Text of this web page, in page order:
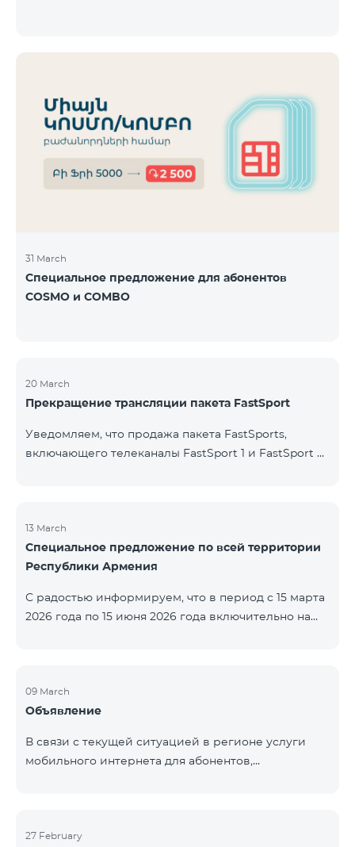
31 March
Специальное предложение для абонентов
COSMO и COMBO
20 March
Прекращение трансляции пакета FastSport
Уведомляем, что продажа пакета FastSports,
включающего телеканалы FastSport 1 и FastSport 2,
решением вещателя. По вопросам или для
получения дополнительной информации просим
обращаться в компанию «Фаст Медиа».
13 March
Специальное предложение по всей территории
Республики Армения
С радостью информируем, что в период с 15 марта
2026 года по 15 июня 2026 года включительно на
Региональный будут доступны со скидкой 25% при
подключении на 12 месяцев с автоматическим
пакет COMBO 4 9900 также предоставляется со
скидкой 25% сроком на 12 месяцев. Кроме того, для
09 March
Объявление
В связи с текущей ситуацией в регионе услуги
мобильного интернета для абонентов,
Дополнительная информация будет
27 February